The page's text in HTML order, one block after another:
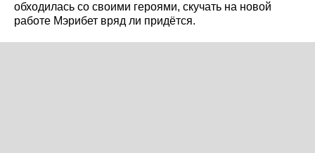
обходилась со своими героями, скучать на новой
работе Мэрибет вряд ли придётся.